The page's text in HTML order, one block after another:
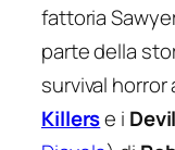
fattoria
parte della
survival horror
Killerse i